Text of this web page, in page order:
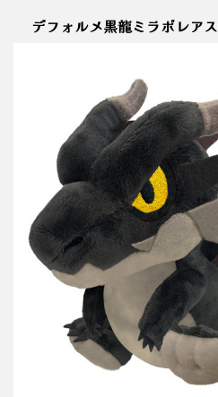
デフォルメ黒龍ミラボレアス